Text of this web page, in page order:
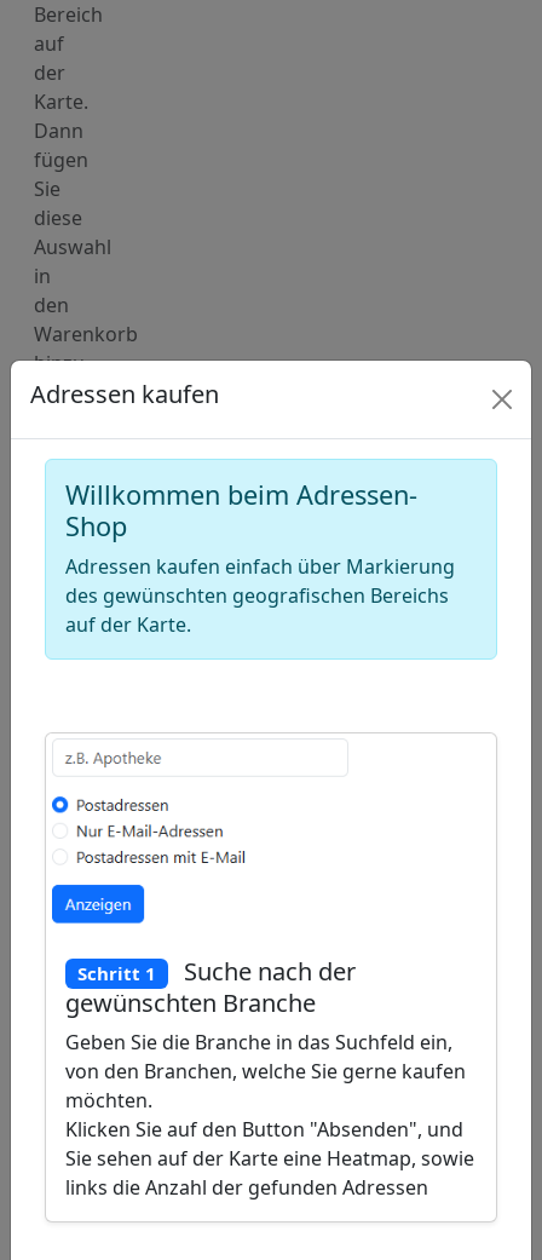
Bereich
auf
der
Karte.
Dann
fügen
Sie
diese
Auswahl
in
den
Warenkorb
hinzu.
Deutschland
Karte
für
Adressen
Krankenversicherungs-
Agenturen
(Versicherungsmakler)
−
Draw
a
polygon
Draw
a
rectangle
Draw
a
circle
Edit
layers
Adressen kaufen
Willkommen beim Adressen-
Shop
Adressen kaufen einfach über Markierung
des gewünschten geografischen Bereichs
auf der Karte.
Schritt 1
Suche nach der
gewünschten Branche
Geben Sie die Branche in das Suchfeld ein,
von den Branchen, welche Sie gerne kaufen
möchten.
Klicken Sie auf den Button "Absenden", und
Sie sehen auf der Karte eine Heatmap, sowie
links die Anzahl der gefunden Adressen